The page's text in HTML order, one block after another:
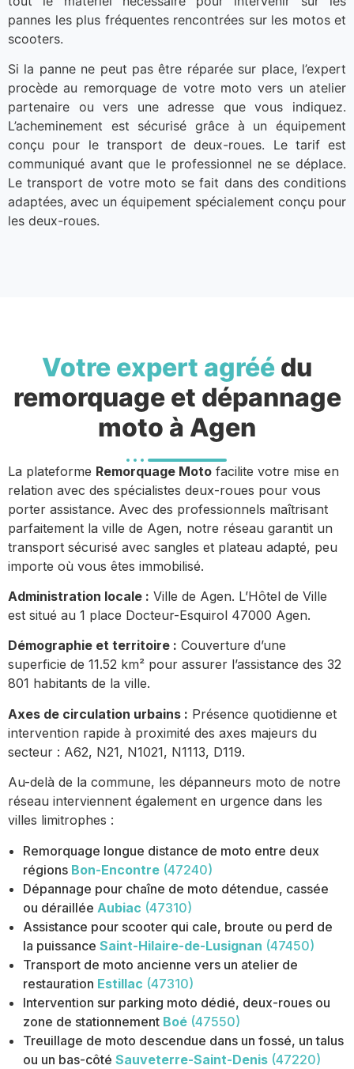
pannes les plus fréquentes rencontrées sur les motos et
scooters.
Si la panne ne peut pas être réparée sur place, l’expert
procède au remorquage de votre moto vers un atelier
partenaire ou vers une adresse que vous indiquez.
L’acheminement est sécurisé grâce à un équipement
conçu pour le transport de deux-roues. Le tarif est
communiqué avant que le professionnel ne se déplace.
Le transport de votre moto se fait dans des conditions
adaptées, avec un équipement spécialement conçu pour
les deux-roues.
Votre expert agréé du
remorquage et dépannage
moto à Agen
La plateforme Remorquage Moto facilite votre mise en
relation avec des spécialistes deux-roues pour vous
porter assistance. Avec des professionnels maîtrisant
parfaitement la ville de Agen, notre réseau garantit un
transport sécurisé avec sangles et plateau adapté, peu
importe où vous êtes immobilisé.
Administration locale : Ville de Agen. L’Hôtel de Ville
est situé au 1 place Docteur-Esquirol 47000 Agen.
Démographie et territoire : Couverture d’une
superficie de 11.52 km² pour assurer l’assistance des 32
801 habitants de la ville.
Axes de circulation urbains : Présence quotidienne et
intervention rapide à proximité des axes majeurs du
secteur : A62, N21, N1021, N1113, D119.
Au-delà de la commune, les dépanneurs moto de notre
réseau interviennent également en urgence dans les
villes limitrophes :
Remorquage longue distance de moto entre deux
régions Bon-Encontre (47240)
Dépannage pour chaîne de moto détendue, cassée
ou déraillée Aubiac (47310)
Assistance pour scooter qui cale, broute ou perd de
la puissance Saint-Hilaire-de-Lusignan (47450)
Transport de moto ancienne vers un atelier de
restauration Estillac (47310)
Intervention sur parking moto dédié, deux-roues ou
zone de stationnement Boé (47550)
Treuillage de moto descendue dans un fossé, un talus
ou un bas-côté Sauveterre-Saint-Denis (47220)